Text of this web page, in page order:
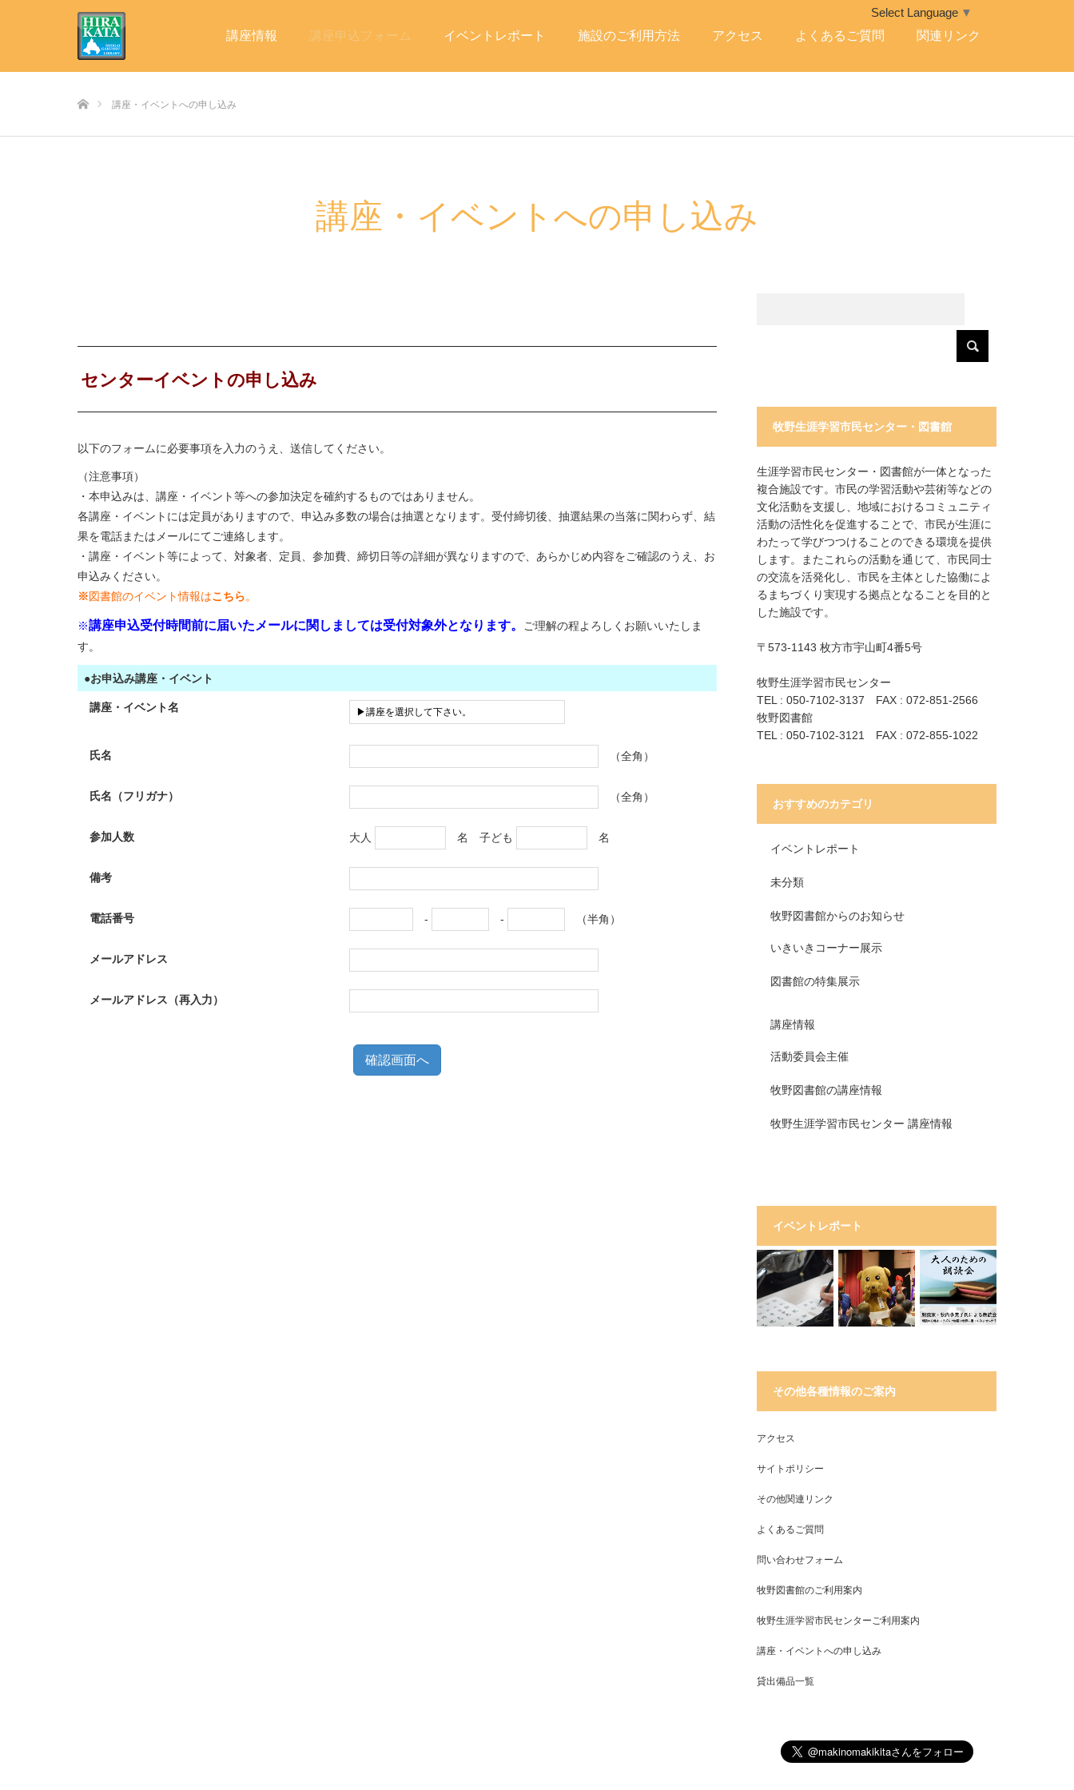
講座情報 講座申込フォーム イベントレポート 施設のご利用方法 アクセス よくあるご質問 関連リンク
Select Language ▼
講座・イベントへの申し込み
講座・イベントへの申し込み
センターイベントの申し込み
以下のフォームに必要事項を入力のうえ、送信してください。
（注意事項）
・本申込みは、講座・イベント等への参加決定を確約するものではありません。
各講座・イベントには定員がありますので、申込み多数の場合は抽選となります。受付締切後、抽選結果の当落に関わらず、結
果を電話またはメールにてご連絡します。
・講座・イベント等によって、対象者、定員、参加費、締切日等の詳細が異なりますので、あらかじめ内容をご確認のうえ、お
申込みください。
※図書館のイベント情報はこちら。
※講座申込受付時間前に届いたメールに関しましては受付対象外となります。
ご理解の程よろしくお願いいたしま
す。
●お申込み講座・イベント
講座・イベント名
氏名 （全角）
氏名（フリガナ） （全角）
参加人数 大人 名 子ども 名
備考
電話番号 - - （半角）
メールアドレス
メールアドレス（再入力）
確認画面へ
牧野生涯学習市民センター・図書館
生涯学習市民センター・図書館が一体となった
複合施設です。市民の学習活動や芸術等などの
文化活動を支援し、地域におけるコミュニティ
活動の活性化を促進することで、市民が生涯に
わたって学びつつけることのできる環境を提供
します。またこれらの活動を通じて、市民同士
の交流を活発化し、市民を主体とした協働によ
るまちづくり実現する拠点となることを目的と
した施設です。
〒573-1143 枚方市宇山町4番5号
牧野生涯学習市民センター
TEL : 050-7102-3137 FAX : 072-851-2566
牧野図書館
TEL : 050-7102-3121 FAX : 072-855-1022
おすすめのカテゴリ
イベントレポート
未分類
牧野図書館からのお知らせ
いきいきコーナー展示
図書館の特集展示
講座情報
活動委員会主催
牧野図書館の講座情報
牧野生涯学習市民センター 講座情報
イベントレポート
その他各種情報のご案内
アクセス
サイトポリシー
その他関連リンク
よくあるご質問
問い合わせフォーム
牧野図書館のご利用案内
牧野生涯学習市民センターご利用案内
講座・イベントへの申し込み
貸出備品一覧